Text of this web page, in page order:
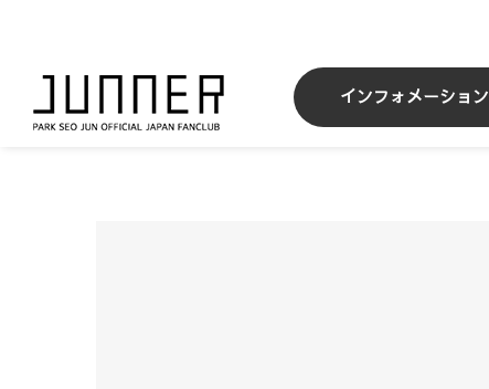
content
インフォメーション